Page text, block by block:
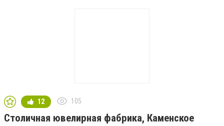
12 105
Столичная ювелирная фабрика, Каменское